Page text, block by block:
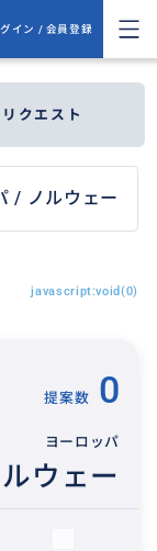
イン / 会員登録
クエスト
/ ノルウェー
javascript:void(0)
提案数 0
ヨーロッパ
ウェー